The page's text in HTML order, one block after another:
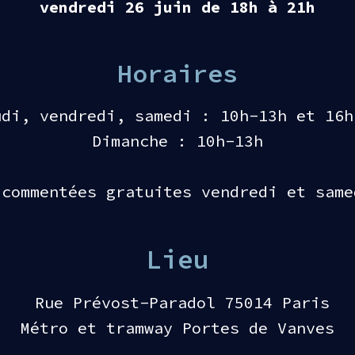
vendredi 26 juin de 18h à 21h
Horaires
vendredi, samedi : 10h-13h et
Dimanche : 10h-13h
gratuites vendredi et
Lieu
Rue Prévost-Paradol 75014 Paris
Métro et tramway Portes de Vanves